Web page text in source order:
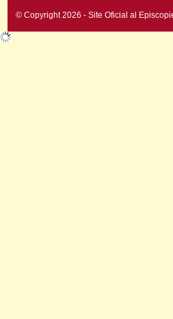
© Copyright 2026 - Site Oficial al